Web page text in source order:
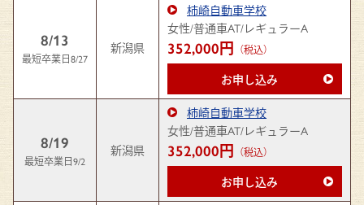
8/13
最短卒業日8/27
新潟県
柿崎自動車学校
女性/普通車AT/レギュラーA
352,000円 （税込）
お申し込み
8/19
最短卒業日9/2
新潟県
柿崎自動車学校
女性/普通車AT/レギュラーA
352,000円 （税込）
お申し込み